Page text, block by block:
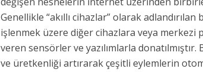
Genellikle “akıllı cihazlar” olarak
işlenmek üzere diğer cihazlara veya
veren sensörler ve yazılımlarla
ve üretkenliği artırarak çeşitli eylemlerin